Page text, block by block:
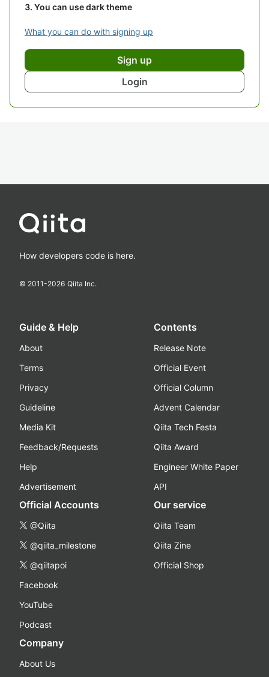
You can use dark theme
What you can do with signing up
Sign up
Login
How developers code is here.
© 2011-2026 Qiita Inc.
Guide & Help
About
Terms
Privacy
Guideline
Media Kit
Feedback/Requests
Help
Advertisement
Contents
Release Note
Official Event
Official Column
Advent Calendar
Qiita Tech Festa
Qiita Award
Engineer White Paper
API
Official Accounts
@Qiita
@qiita_milestone
@qiitapoi
Facebook
YouTube
Podcast
Our service
Qiita Team
Qiita Zine
Official Shop
Company
About Us